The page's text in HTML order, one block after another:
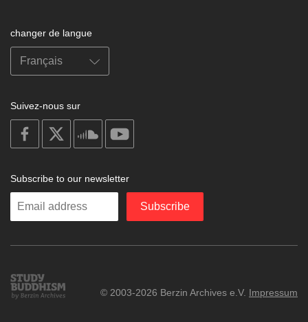
changer de langue
Suivez-nous sur
on
facebook
soundcloud
Subscribe to our newsletter
Enter
Subscribe
Study
Buddhism
© 2003-2026 Berzin Archives e.V. Impressum